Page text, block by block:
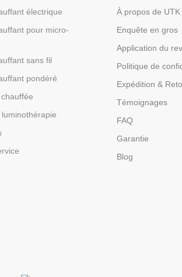
domicile
électrique
pour micro-
sans fil
pondéré
À propos de UTK
Enquête en gros
Application du
Politique de
Expédition &
Témoignages
FAQ
Garantie
Blog